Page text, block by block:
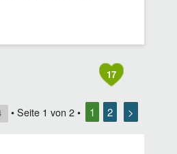
17
• Seite 1 von 2 • 1 2 >